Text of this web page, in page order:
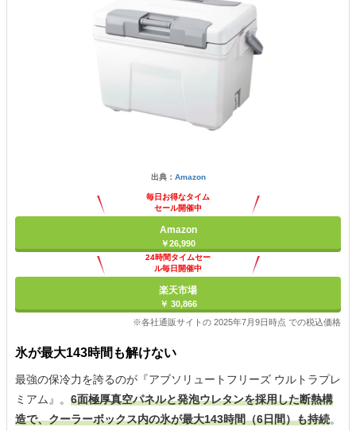
出典： Amazon
毎日お得なタイム
セール開催中
Amazon
￥26,990
24時間タイムセー
ル毎日開催中
楽天市場
￥ 30,866
※各社通販サイトの 2025年7月9日時点 での税込価格
氷が最大143時間も解けない
最強の保冷力を誇るのが『アブソリュートフリーズ ウルトラプレ
ミアム』。 6面極厚真空パネルと発泡ウレタンを採用した断熱構
造で、クーラーボックス内の氷が最大143時間（6日間）も持続。